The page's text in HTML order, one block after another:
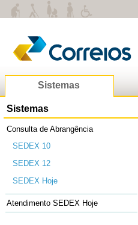
Sistemas
Sistemas
Consulta de Abrangência
SEDEX 10
SEDEX 12
SEDEX Hoje
Atendimento SEDEX Hoje